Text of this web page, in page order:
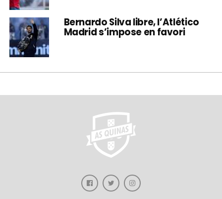
Bernardo Silva libre, l’Atlético
Madrid s’impose en favori